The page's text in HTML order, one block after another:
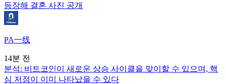
등장해 결혼 사진 공개
PA一线
14분 전
분석: 비트코인이 새로운 상승 사이클을 맞이할 수 있으며, 핵
심 저점이 이미 나타났을 수 있다